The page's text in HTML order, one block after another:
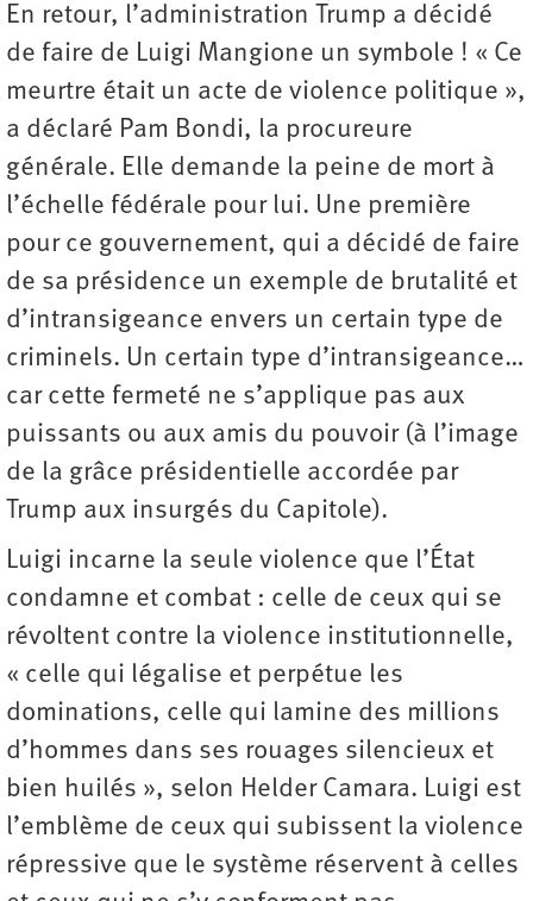
En retour, l’administration Trump a décidé
de faire de Luigi Mangione un symbole ! « Ce
meurtre était un acte de violence politique »,
a déclaré Pam Bondi, la procureure
générale. Elle demande la peine de mort à
l’échelle fédérale pour lui. Une première
pour ce gouvernement, qui a décidé de faire
de sa présidence un exemple de brutalité et
d’intransigeance envers un certain type de
criminels. Un certain type d’intransigeance…
car cette fermeté ne s’applique pas aux
puissants ou aux amis du pouvoir (à l’image
de la grâce présidentielle accordée par
Trump aux insurgés du Capitole).
Luigi incarne la seule violence que l’État
condamne et combat : celle de ceux qui se
révoltent contre la violence institutionnelle,
« celle qui légalise et perpétue les
dominations, celle qui lamine des millions
d’hommes dans ses rouages silencieux et
bien huilés », selon Helder Camara. Luigi est
l’emblème de ceux qui subissent la violence
répressive que le système réservent à celles